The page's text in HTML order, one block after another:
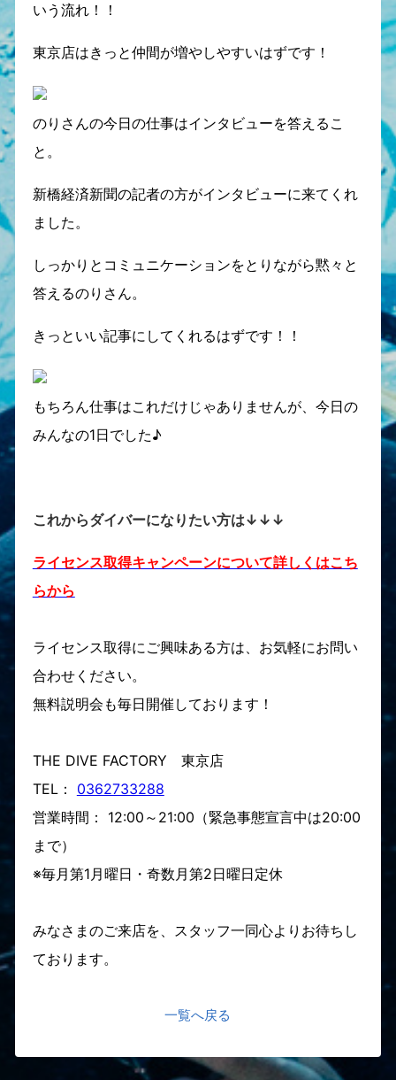
いう流れ！！
東京店はきっと仲間が増やしやすいはずです！
のりさんの今日の仕事はインタビューを答えるこ
と。
新橋経済新聞の記者の方がインタビューに来てくれ
ました。
しっかりとコミュニケーションをとりながら黙々と
答えるのりさん。
きっといい記事にしてくれるはずです！！
もちろん仕事はこれだけじゃありませんが、今日の
みんなの1日でした♪
これからダイバーになりたい方は↓↓↓
ライセンス取得キャンペーンについて詳しくはこち
らから
ライセンス取得にご興味ある方は、お気軽にお問い
合わせください。
無料説明会も毎日開催しております！
THE DIVE FACTORY 東京店
TEL： 0362733288
営業時間： 12:00～21:00（緊急事態宣言中は20:00
まで）
※毎月第1月曜日・奇数月第2日曜日定休
みなさまのご来店を、スタッフ一同心よりお待ちし
ております。
一覧へ戻る